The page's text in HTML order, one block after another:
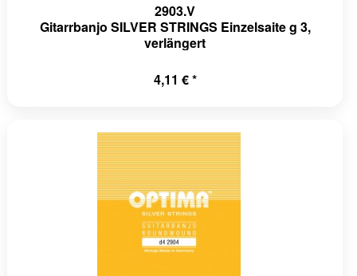
2903.V
Gitarrbanjo SILVER STRINGS Einzelsaite g 3,
verlängert
4,11 € *